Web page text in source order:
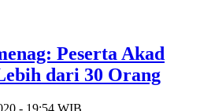
Peserta Akad
dari 30 Orang